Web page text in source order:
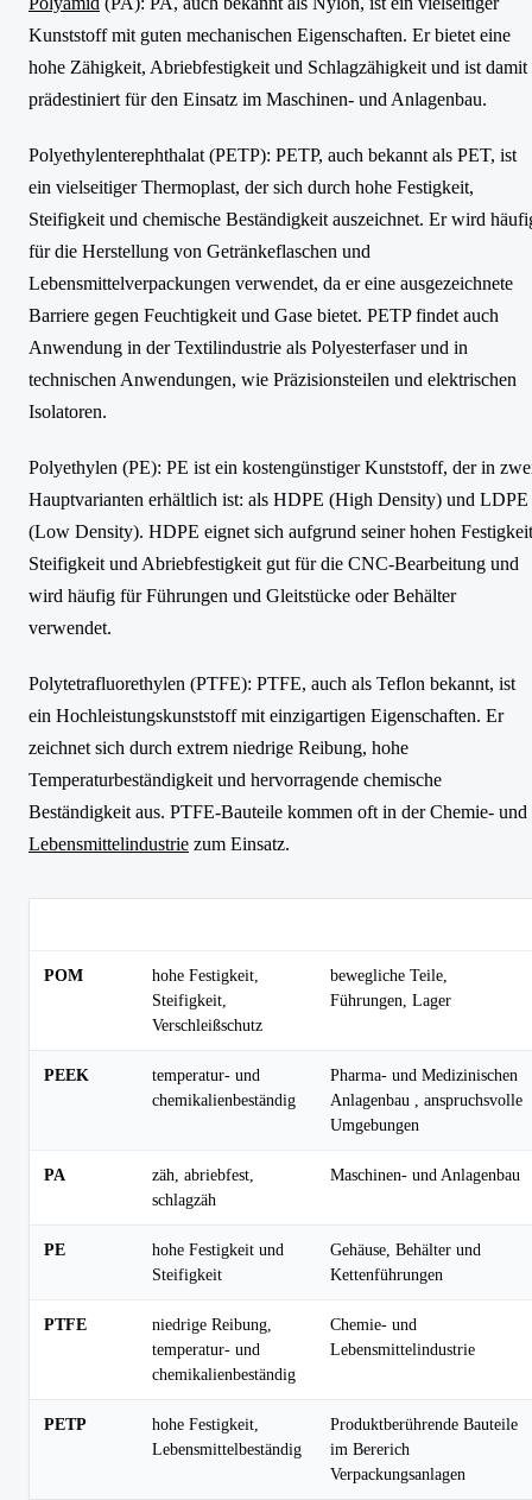
Kunststoff mit guten mechanischen Eigenschaften. Er bietet eine
hohe Zähigkeit, Abriebfestigkeit und Schlagzähigkeit und ist damit
prädestiniert für den Einsatz im Maschinen- und Anlagenbau.
Polyethylenterephthalat (PETP): PETP, auch bekannt als PET, ist
ein vielseitiger Thermoplast, der sich durch hohe Festigkeit,
Steifigkeit und chemische Beständigkeit auszeichnet. Er wird
für die Herstellung von Getränkeflaschen und
Lebensmittelverpackungen verwendet, da er eine ausgezeichnete
Barriere gegen Feuchtigkeit und Gase bietet. PETP findet auch
Anwendung in der Textilindustrie als Polyesterfaser und in
technischen Anwendungen, wie Präzisionsteilen und elektrischen
Isolatoren.
Polyethylen (PE): PE ist ein kostengünstiger Kunststoff, der in
Hauptvarianten erhältlich ist: als HDPE (High Density) und LDPE
(Low Density). HDPE eignet sich aufgrund seiner hohen
Steifigkeit und Abriebfestigkeit gut für die CNC-Bearbeitung und
wird häufig für Führungen und Gleitstücke oder Behälter
verwendet.
Polytetrafluorethylen (PTFE): PTFE, auch als Teflon bekannt, ist
ein Hochleistungskunststoff mit einzigartigen Eigenschaften. Er
zeichnet sich durch extrem niedrige Reibung, hohe
Temperaturbeständigkeit und hervorragende chemische
Beständigkeit aus. PTFE-Bauteile kommen oft in der Chemie- und
Lebensmittelindustrie zum Einsatz.
POM
hohe Festigkeit,
Steifigkeit,
Verschleißschutz
bewegliche Teile,
Führungen, Lager
PEEK
temperatur- und
chemikalienbeständig
Pharma- und Medizinischen
Anlagenbau , anspruchsvolle
Umgebungen
PA
zäh, abriebfest,
schlagzäh
Maschinen- und Anlagenbau
PE
hohe Festigkeit und
Steifigkeit
Gehäuse, Behälter und
Kettenführungen
PTFE
niedrige Reibung,
temperatur- und
chemikalienbeständig
Chemie- und
Lebensmittelindustrie
PETP
hohe Festigkeit,
Lebensmittelbeständig
Produktberührende Bauteile
im Bererich
Verpackungsanlagen